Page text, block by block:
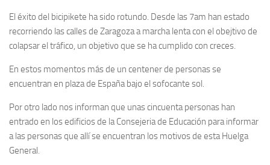
El éxito del bicipikete ha sido rotundo. Desde las 7am han estado
recorriendo las calles de Zaragoza a marcha lenta con el obejtivo de
colapsar el tráfico, un objetivo que se ha cumplido con creces.
En estos momentos más de un centener de personas se
encuentran en plaza de España bajo el sofocante sol.
Por otro lado nos informan que unas cincuenta personas han
entrado en los edificios de la Consejeria de Educación para informar
a las personas que allí se encuentran los motivos de esta Huelga
General.